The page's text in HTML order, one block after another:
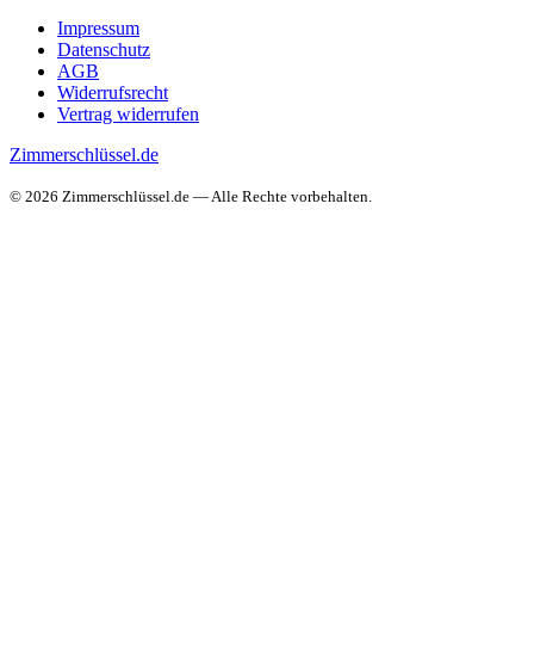
Impressum
Datenschutz
AGB
Widerrufsrecht
Vertrag widerrufen
Zimmerschlüssel.de
© 2026 Zimmerschlüssel.de — Alle Rechte vorbehalten.